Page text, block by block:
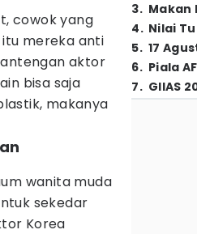
cowok yang
itu mereka anti
aktor
bisa saja
makanya
wanita muda
sekedar
Korea
3. Makan
4. Nilai
5. 17
6. Piala
7. GIIAS